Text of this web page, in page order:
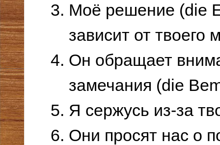
Моё решение (die
зависит от твоего
Он обращает
замечания (die
Я сержусь из-за
Они просят нас о